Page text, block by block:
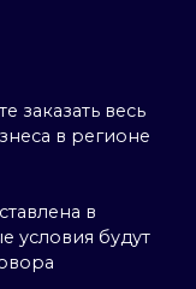
заказать весь
в регионе
в
условия будут